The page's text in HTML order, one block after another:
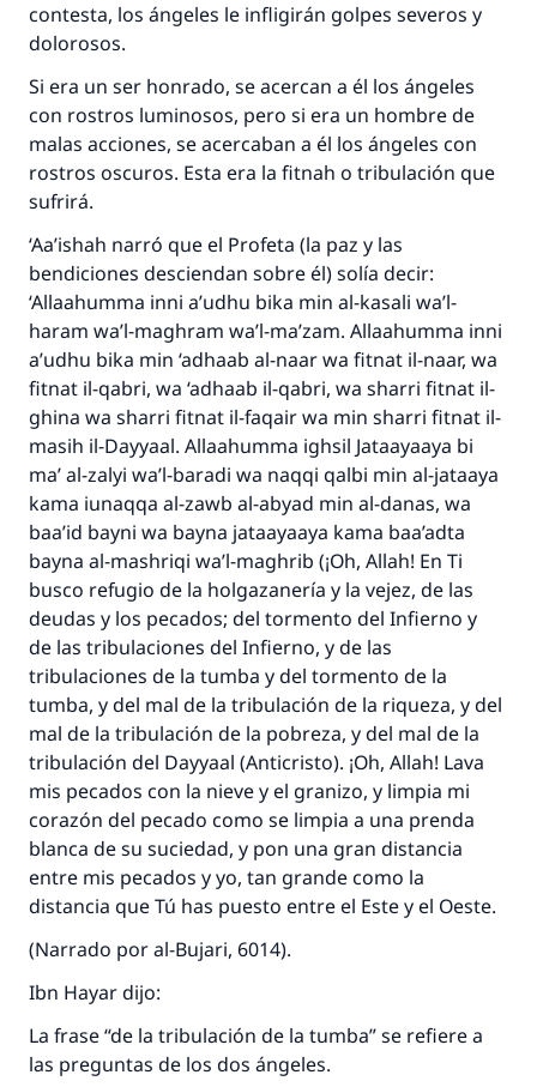
contesta, los ángeles le infligirán golpes severos y
dolorosos.
Si era un ser honrado, se acercan a él los ángeles
con rostros luminosos, pero si era un hombre de
malas acciones, se acercaban a él los ángeles con
rostros oscuros. Esta era la fitnah o tribulación que
sufrirá.
‘Aa’ishah narró que el Profeta (la paz y las
bendiciones desciendan sobre él) solía decir:
‘Allaahumma inni a’udhu bika min al-kasali wa’l-
haram wa’l-maghram wa’l-ma’zam. Allaahumma inni
a’udhu bika min ‘adhaab al-naar wa fitnat il-naar, wa
fitnat il-qabri, wa ‘adhaab il-qabri, wa sharri fitnat il-
ghina wa sharri fitnat il-faqair wa min sharri fitnat il-
masih il-Dayyaal. Allaahumma ighsil Jataayaaya bi
ma’ al-zalyi wa’l-baradi wa naqqi qalbi min al-jataaya
kama iunaqqa al-zawb al-abyad min al-danas, wa
baa’id bayni wa bayna jataayaaya kama baa’adta
bayna al-mashriqi wa’l-maghrib (¡Oh, Allah! En Ti
busco refugio de la holgazanería y la vejez, de las
deudas y los pecados; del tormento del Infierno y
de las tribulaciones del Infierno, y de las
tribulaciones de la tumba y del tormento de la
tumba, y del mal de la tribulación de la riqueza, y del
mal de la tribulación de la pobreza, y del mal de la
tribulación del Dayyaal (Anticristo). ¡Oh, Allah! Lava
mis pecados con la nieve y el granizo, y limpia mi
corazón del pecado como se limpia a una prenda
blanca de su suciedad, y pon una gran distancia
entre mis pecados y yo, tan grande como la
distancia que Tú has puesto entre el Este y el Oeste.
(Narrado por al-Bujari, 6014).
Ibn Hayar dijo:
La frase “de la tribulación de la tumba” se refiere a
las preguntas de los dos ángeles.